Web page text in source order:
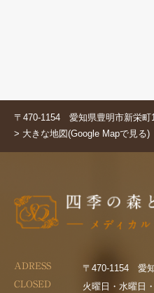
〒470-1154 愛知県豊明市新栄町
> 大きな地図(Google Mapで見る)
ADRESS 〒470-1154 愛
CLOSED 火曜日・水曜日